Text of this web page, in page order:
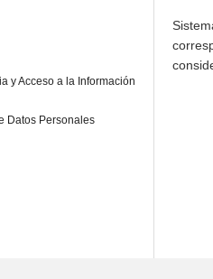
y Acceso a la Información
Datos Personales